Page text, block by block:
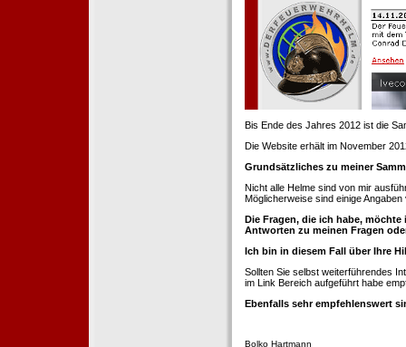
Bis Ende des Jahres 2012 ist die
Die Website erhält im November
Grundsätzliches zu meiner
Nicht alle Helme sind von mir
Möglicherweise sind einige
Die Fragen, die ich habe,
Antworten zu meinen Fragen
Ich bin in diesem Fall über Ihre
Sollten Sie selbst weiterführendes
im Link Bereich aufgeführt habe
Ebenfalls sehr empfehlenswert
Bolko Hartmann